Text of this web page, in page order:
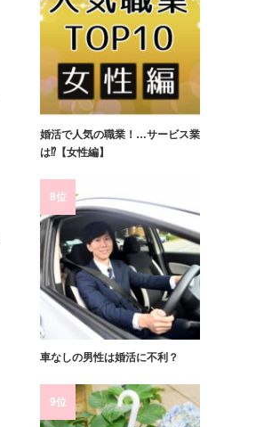
婚活で人気の職業！…サービス業
は⁉【女性編】
8位
車なしの男性は婚活に不利？
9位